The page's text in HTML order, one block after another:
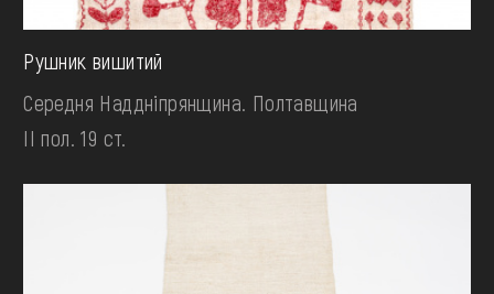
Рушник вишитий
Середня Наддніпрянщина. Полтавщина
II пол. 19 ст.